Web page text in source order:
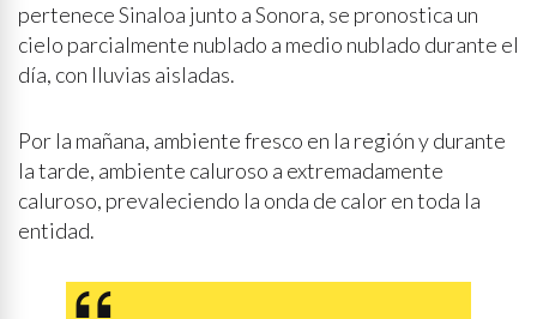
pertenece Sinaloa junto a Sonora, se pronostica un
cielo parcialmente nublado a medio nublado durante el
día, con lluvias aisladas.
Por la mañana, ambiente fresco en la región y durante
la tarde, ambiente caluroso a extremadamente
caluroso, prevaleciendo la onda de calor en toda la
entidad.